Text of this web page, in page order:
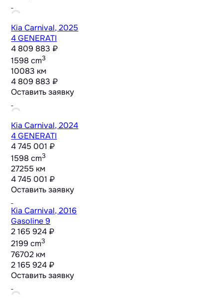
Kia Carnival, 2025
4 GENERATI
4 809 883 ₽
1598 cm3
10083 км
4 809 883 ₽
Оставить заявку
Kia Carnival, 2024
4 GENERATI
4 745 001 ₽
1598 cm3
27255 км
4 745 001 ₽
Оставить заявку
Kia Carnival, 2016
Gasoline 9
2 165 924 ₽
2199 cm3
76702 км
2 165 924 ₽
Оставить заявку